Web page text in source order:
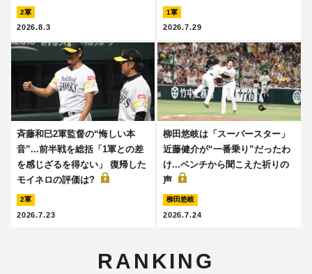
2軍
2026.8.3
1軍
2026.7.29
斉藤和巳2軍監督の“悔しい本
音”...前半戦を総括「1軍との差
を感じざるを得ない」 復帰した
モイネロの評価は?
2軍
2026.7.23
柳田悠岐は「スーパースター」
近藤健介が“一番乗り”だったわ
け...ベンチから聞こえた祈りの
声
柳田悠岐
2026.7.24
RANKING